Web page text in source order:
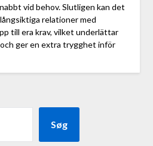
vid behov. Slutligen kan det
relationer med
till era krav, vilket underlättar
ger en extra trygghet inför
Søg